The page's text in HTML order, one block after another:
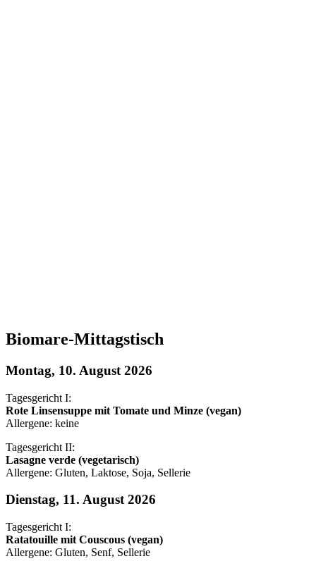
Biomare-Mittagstisch
Montag, 10. August 2026
Tagesgericht I:
Rote Linsensuppe mit Tomate und Minze (vegan)
Allergene: keine
Tagesgericht II:
Lasagne verde (vegetarisch)
Allergene: Gluten, Laktose, Soja, Sellerie
Dienstag, 11. August 2026
Tagesgericht I:
Ratatouille mit Couscous (vegan)
Allergene: Gluten, Senf, Sellerie